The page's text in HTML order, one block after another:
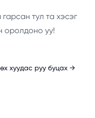
тул та хэсэг
оролдоно уу!
хуудас руу буцах →